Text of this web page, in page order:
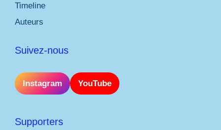
Timeline
Auteurs
Suivez-nous
Instagram YouTube
Supporters